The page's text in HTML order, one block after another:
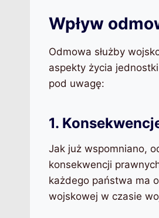
Wpływ
Odmowa służby
aspekty życia
pod uwagę:
1.
Jak już wspomniano,
konsekwencji
każdego państwa ma
wojskowej w czasie